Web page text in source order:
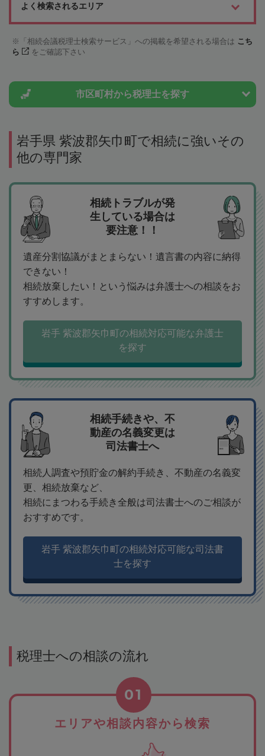
よく検索されるエリア
「相続会議税理士検索サービス」への掲載を希望される場合は こち
ら
をご確認下さい
市区町村から税理士を探す
岩手県 紫波郡矢巾町で相続に強いその
他の専門家
相続トラブルが発
生している場合は
要注意！！
遺産分割協議がまとまらない！遺言書の内容に納得
できない！
相続放棄したい！という悩みは弁護士への相談をお
すすめします。
岩手 紫波郡矢巾町の相続対応可能な弁護士
を探す
相続手続きや、不
動産の名義変更は
司法書士へ
相続人調査や預貯金の解約手続き、不動産の名義変
更、相続放棄など、
相続にまつわる手続き全般は司法書士へのご相談が
おすすめです。
岩手 紫波郡矢巾町の相続対応可能な司法書
士を探す
税理士への相談の流れ
エリアや相談内容から検索
01